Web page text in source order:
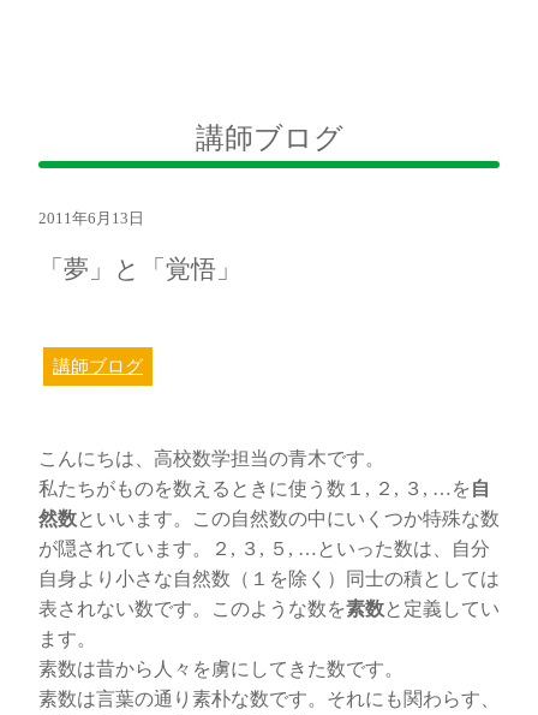
講師ブログ
2011年6月13日
「夢」と「覚悟」
講師ブログ
こんにちは、高校数学担当の青木です。
私たちがものを数えるときに使う数１, ２, ３, …を 自
然数といいます。この自然数の中にいくつか特殊な数
が隠されています。２, ３, ５, …といった数は、自分
自身より小さな自然数（１を除く）同士の積としては
表されない数です。このような数を素数と定義してい
ます。
素数は昔から人々を虜にしてきた数です。
素数は言葉の通り素朴な数です。それにも関わらす、